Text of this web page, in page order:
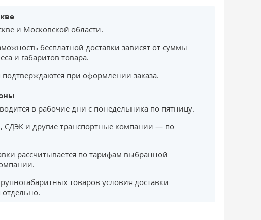
и Московской области.
бесплатной доставки зависят от суммы
и габаритов товара.
при оформлении заказа.
в рабочие дни с понедельника по пятницу.
и другие транспортные компании — по
рассчитывается по тарифам выбранной
товаров условия доставки
отдельно.